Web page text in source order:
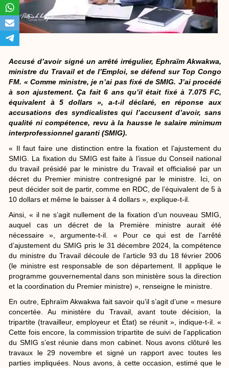
Accusé d’avoir signé un arrêté irrégulier, Ephraïm Akwakwa,
ministre du Travail et de l’Emploi, se défend sur Top Congo
FM. « Comme ministre, je n’ai pas fixé de SMIG. J’ai procédé
à son ajustement. Ça fait 6 ans qu’il était fixé à 7.075 FC,
équivalent à 5 dollars », a-t-il déclaré, en réponse aux
accusations des syndicalistes qui l’accusent d’avoir, sans
qualité ni compétence, revu à la hausse le salaire minimum
interprofessionnel garanti (SMIG).
« Il faut faire une distinction entre la fixation et l’ajustement du
SMIG. La fixation du SMIG est faite à l’issue du Conseil national
du travail présidé par le ministre du Travail et officialisé par un
décret du Premier ministre contresigné par le ministre. Ici, on
peut décider soit de partir, comme en RDC, de l’équivalent de 5 à
10 dollars et même le baisser à 4 dollars », explique-t-il.
Ainsi, « il ne s’agit nullement de la fixation d’un nouveau SMIG,
auquel cas un décret de la Première ministre aurait été
nécessaire », argumente-t-il. « Pour ce qui est de l’arrêté
d’ajustement du SMIG pris le 31 décembre 2024, la compétence
du ministre du Travail découle de l’article 93 du 18 février 2006
(le ministre est responsable de son département. Il applique le
programme gouvernemental dans son ministère sous la direction
et la coordination du Premier ministre) », renseigne le ministre.
En outre, Ephraïm Akwakwa fait savoir qu’il s’agit d’une « mesure
concertée. Au ministère du Travail, avant toute décision, la
tripartite (travailleur, employeur et État) se réunit », indique-t-il. «
Cette fois encore, la commission tripartite de suivi de l’application
du SMIG s’est réunie dans mon cabinet. Nous avons clôturé les
travaux le 29 novembre et signé un rapport avec toutes les
parties impliquées. Nous avons, à cette occasion, estimé que le